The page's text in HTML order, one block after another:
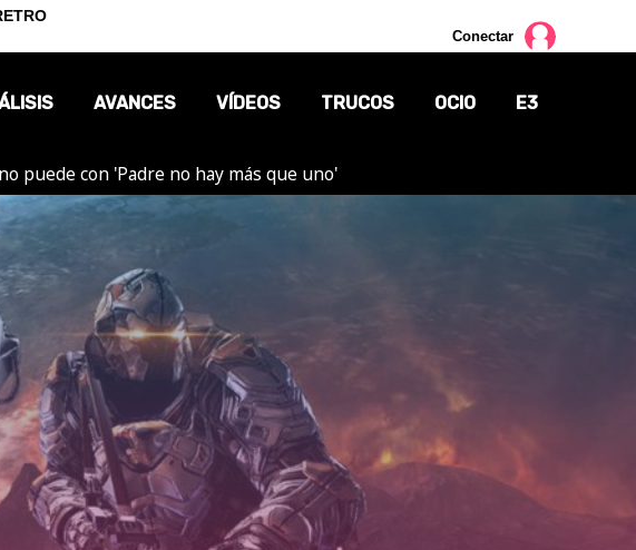
Conectar
AVANCES VÍDEOS TRUCOS OCIO E3
puede con 'Padre no hay más que uno'